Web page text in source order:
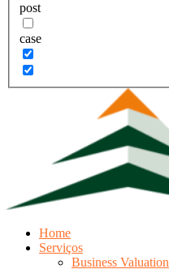
post
case
Home
Serviços
Business Valuation